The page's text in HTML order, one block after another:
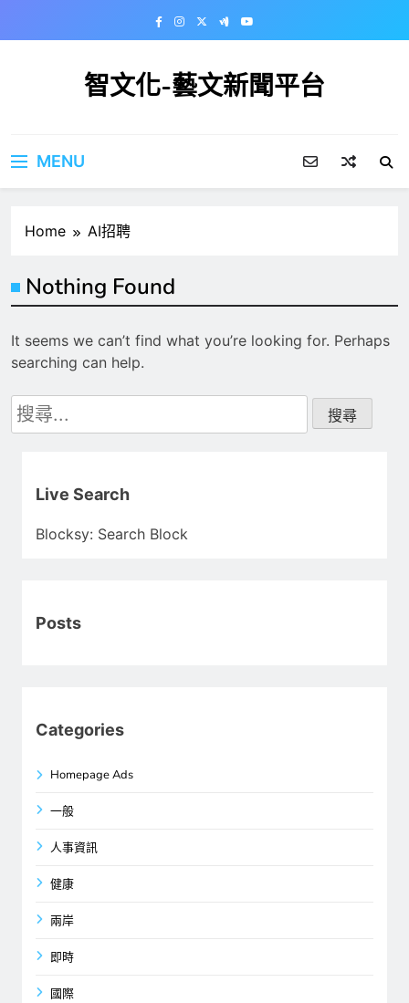
智文化-藝文新聞平台
MENU
Home AI招聘
Nothing Found
It seems we can’t find what you’re looking for. Perhaps
searching can help.
搜
尋
Live Search
Blocksy: Search Block
Posts
Categories
Homepage Ads
一般
人事資訊
健康
兩岸
即時
國際